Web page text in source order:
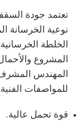
تعتمد جودة
نوعية الخرسانة
الخلطة
المشروع
المهندس
للمواصفات
قوة تحمل عالية.